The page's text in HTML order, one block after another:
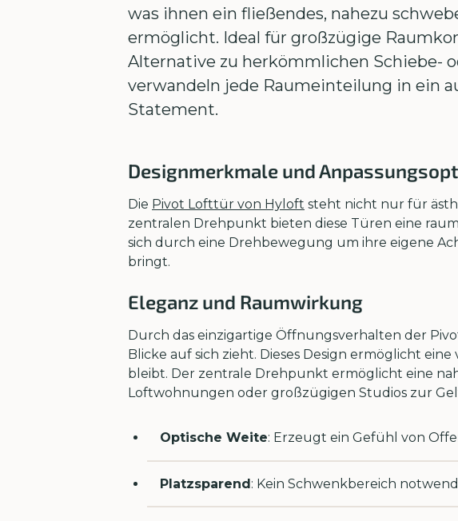
was ihnen ein fließendes, nahezu
ermöglicht. Ideal für großzügige
Alternative zu herkömmlichen Schiebe-
verwandeln jede Raumeinteilung in ein
Statement.
Designmerkmale und
Die Pivot Lofttür von Hyloft steht nicht nur für
zentralen Drehpunkt bieten diese Türen eine
sich durch eine Drehbewegung um ihre eigene
bringt.
Eleganz und Raumwirkung
Durch das einzigartige Öffnungsverhalten der
Blicke auf sich zieht. Dieses Design ermöglicht
bleibt. Der zentrale Drehpunkt ermöglicht eine
Loftwohnungen oder großzügigen Studios zur
Optische Weite: Erzeugt ein Gefühl von
Platzsparend: Kein Schwenkbereich